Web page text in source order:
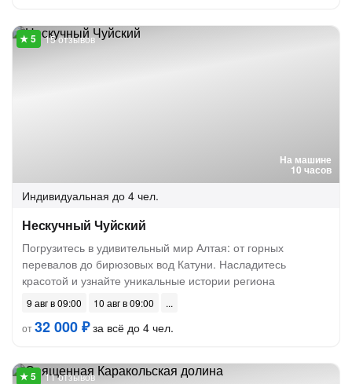
На машине
10 часов
15 отзывов
Индивидуальная до 4 чел.
Нескучный Чуйский
Погрузитесь в удивительный мир Алтая: от горных
перевалов до бирюзовых вод Катуни. Насладитесь
красотой и узнайте уникальные истории региона
9 авг в 09:00
10 авг в 09:00
от32 000 ₽за всё до 4 чел.
11 отзывов